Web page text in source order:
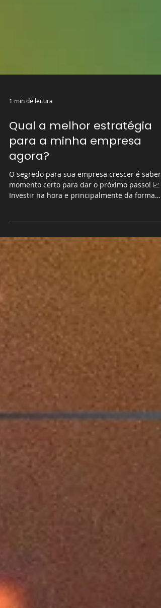
1 min de leitura
Qual a melhor estratégia
para a minha empresa
agora?
O segredo para sua empresa crescer é saber
Investir na hora e principalmente da forma